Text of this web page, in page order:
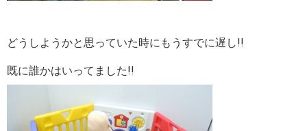
どうしようかと思っていた時にもうすでに遅し!!
既に誰かはいってました!!